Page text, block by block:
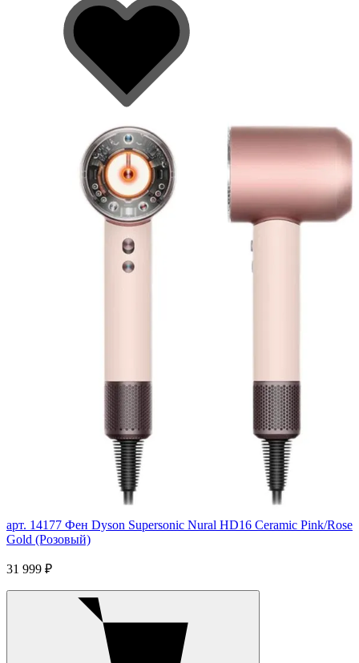
арт. 14177 Фен Dyson Supersonic Nural HD16 Ceramic Pink/Rose
Gold (Розовый)
31 999 ₽